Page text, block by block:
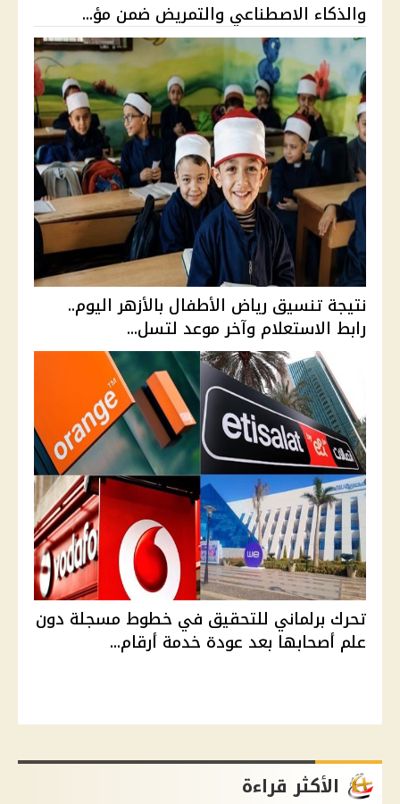
والذكاء الاصطناعي والتمريض ضمن مؤ...
نتيجة تنسيق رياض الأطفال بالأزهر اليوم..
رابط الاستعلام وآخر موعد لتسل...
تحرك برلماني للتحقيق في خطوط مسجلة دون
علم أصحابها بعد عودة خدمة أرقام...
الأكثر قراءة